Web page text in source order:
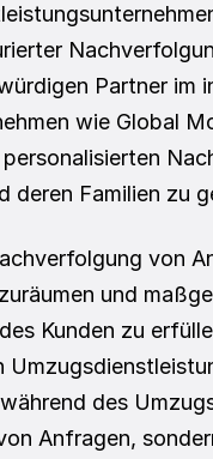
Partner im
wie Global
deren Familien zu
von
und
Kunden zu
des
Anfragen,